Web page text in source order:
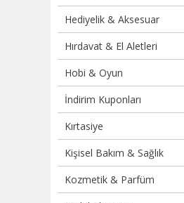
Hediyelik & Aksesuar
Hırdavat & El Aletleri
Hobi & Oyun
İndirim Kuponları
Kırtasiye
Kişisel Bakım & Sağlık
Kozmetik & Parfüm